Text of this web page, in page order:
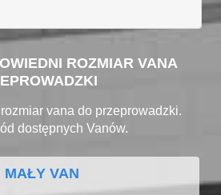
ROZMIAR VANA
vana do przeprowadzki.
dostępnych Vanów.
MAŁY VAN